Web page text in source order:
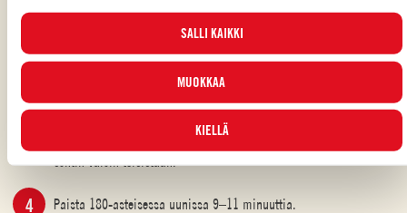
profilointievästeet. Voit valita milloin tahansa, mitkä evästeet hyväksyt, ja
katsella päivitettyä evästeluetteloa ”HALLINNOI”-painikkeesta. Lisätietoja
varten tutustuEvästekäytäntöömme.
SALLI KAIKKI
MUOKKAA
KIELLÄ
liian löysää, lisää 1 rkl vehnäjauhoja.
loput suklaahiput ”valkoiseen” (chilittömään) taikinaan. Yhdistä
keksitaikinat (chilillä maustettu ja valkoinen) varovasti
sekoittamatta niitä liikaa.
sentin välein toisistaan.
Paista 180-asteisessa uunissa 9–11 minuuttia.